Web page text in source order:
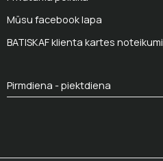
Mūsu facebook lapa
BATISKAF klienta kartes noteikumi
Pirmdiena - piektdiena